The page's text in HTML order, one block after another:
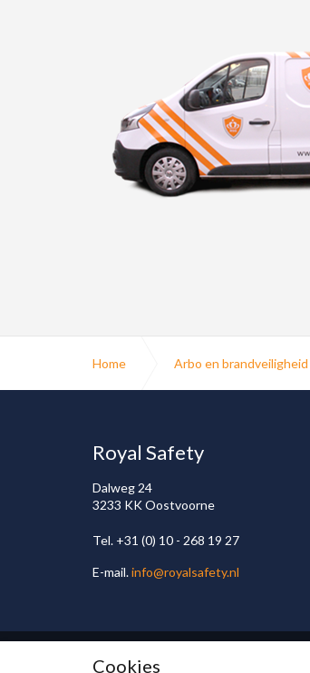
Home Arbo en
Royal Safety
Dalweg 24
3233 KK Oostvoorne
Tel. +31 (0) 10 - 268 19 27
E-mail.info@royalsafety.nl
Cookies